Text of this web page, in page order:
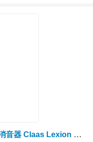
联合收割机 Claas Lexion 560 的 消音器 Claas Lexion 560 消声器 0007619270（发动机 c6.6、c10、c13；排气系统